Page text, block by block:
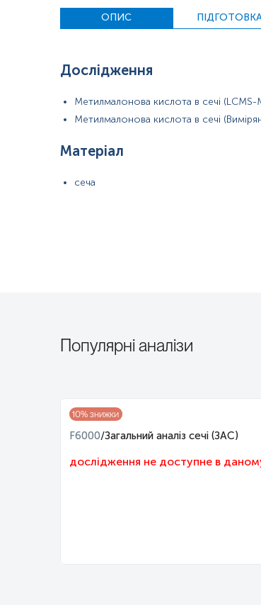
ОПИС
Дослідження
Метилмалонова кислота в сечі (LCMS-
Метилмалонова кислота в сечі
Матеріал
сеча
Популярні аналізи
10% знижки
F6000/Загальний аналіз сечі (ЗАС)
дослідження не доступне в даному